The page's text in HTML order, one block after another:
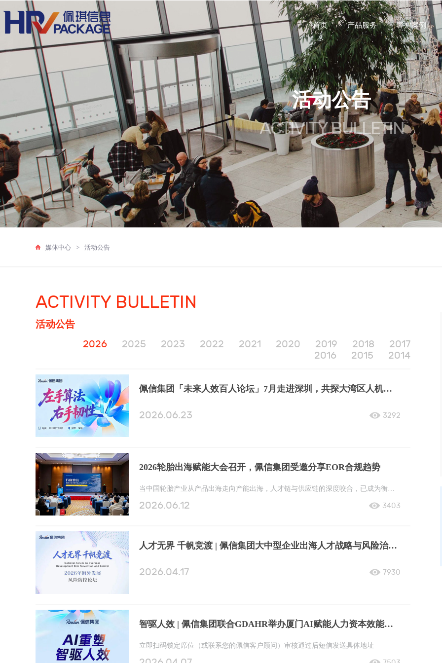
首页 产品服务 客户案例
活动公告
ACTIVITY BULLETIN
媒体中心 > 活动公告
ACTIVITY BULLETIN
活动公告
2026 2025 2023 2022 2021 2020 2019 2018
2017
2016
2015 2014
佩信集团「未来人效百人论坛」7月走进深圳，共探大湾区人机协同最优解
2026.06.23 3292
2026轮胎出海赋能大会召开，佩信集团受邀分享EOR合规趋势
当中国轮胎产业从产品出海走向产能出海，人才链与供应链的深度咬合，已成为衡量全球化成色的关键标尺。企业出海，归根结底是...
2026.06.12 3403
人才无界 千帆竞渡 | 佩信集团大中型企业出海人才战略与风险治理论坛
2026.04.17 7930
智驱人效 | 佩信集团联合GDAHR举办厦门AI赋能人力资本效能沙龙
立即扫码锁定席位（或联系您的佩信客户顾问）审核通过后短信发送具体地址